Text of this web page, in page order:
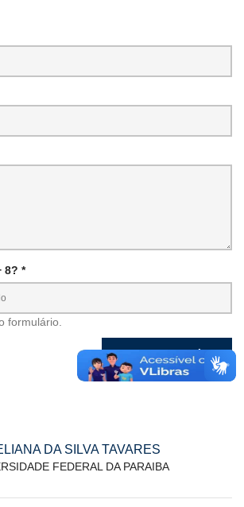
8? *
formulário.
DA SILVA TAVARES
FEDERAL DA PARAIBA